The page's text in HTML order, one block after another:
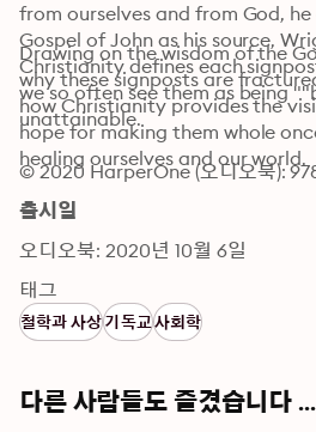
from ourselves and from God,
Gospel of John as his source,
Christianity defines each
we so often see them as being
unattainable.
Drawing on the wisdom of the
why these signposts are
how Christianity provides the
hope for making them whole
healing ourselves and our world.
© 2020 HarperOne (오디오북):
출시일
오디오북: 2020년 10월 6일
태그
철학과 사상기독교사회학
다른 사람들도 즐겼습니다 ...